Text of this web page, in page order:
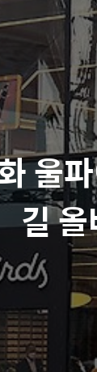
울
길